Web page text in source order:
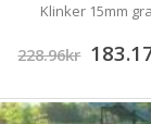
Klinker 15mm gra
228.96kr